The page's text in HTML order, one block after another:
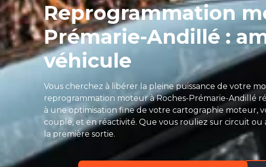
Reprogrammation
Prémarie-Andillé :
véhicule
Vous cherchez à libérer la pleine puissance de votre
reprogrammation moteur à Roches-Prémarie-Andillé
à une optimisation fine de votre cartographie moteur,
couple, et en réactivité. Que vous rouliez sur circuit
la première sortie.